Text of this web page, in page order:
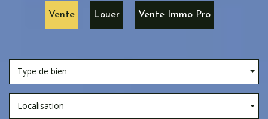
Vente Louer Vente Immo Pro
Type de bien
Localisation